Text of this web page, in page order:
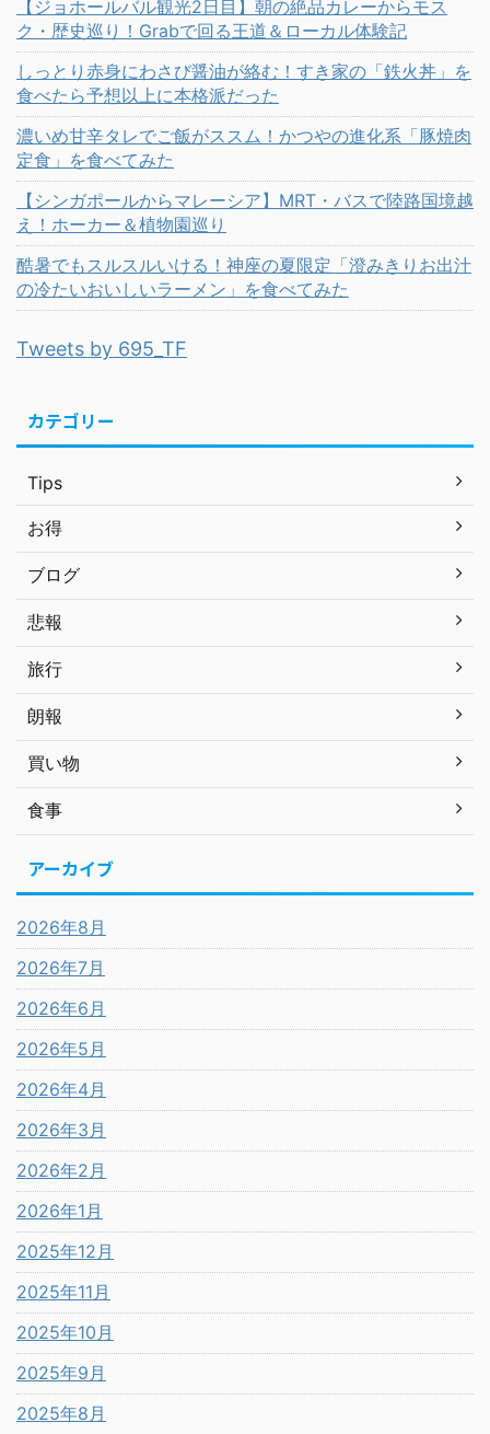
【ジョホールバル観光2日目】朝の絶品カレーからモス
ク・歴史巡り！Grabで回る王道＆ローカル体験記
しっとり赤身にわさび醤油が絡む！すき家の「鉄火丼」を
食べたら予想以上に本格派だった
濃いめ甘辛タレでご飯がススム！かつやの進化系「豚焼肉
定食」を食べてみた
【シンガポールからマレーシア】MRT・バスで陸路国境越
え！ホーカー＆植物園巡り
酷暑でもスルスルいける！神座の夏限定「澄みきりお出汁
の冷たいおいしいラーメン」を食べてみた
Tweets by 695_TF
カテゴリー
Tips
お得
ブログ
悲報
旅行
朗報
買い物
食事
アーカイブ
2026年8月
2026年7月
2026年6月
2026年5月
2026年4月
2026年3月
2026年2月
2026年1月
2025年12月
2025年11月
2025年10月
2025年9月
2025年8月